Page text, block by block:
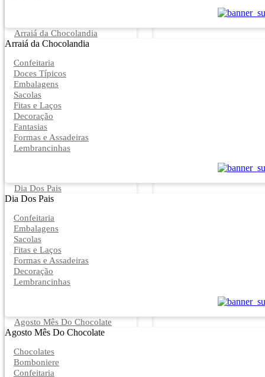
Arraiá da Chocolandia
Arraiá da Chocolandia
Confeitaria
Doces Típicos
Embalagens
Sacolas
Fitas e Laços
Decoração
Fantasias
Formas e Assadeiras
Lembrancinhas
Dia Dos Pais
Dia Dos Pais
Confeitaria
Embalagens
Sacolas
Fitas e Laços
Formas e Assadeiras
Decoração
Lembrancinhas
Agosto Mês Do Chocolate
Agosto Mês Do Chocolate
Chocolates
Bomboniere
Confeitaria